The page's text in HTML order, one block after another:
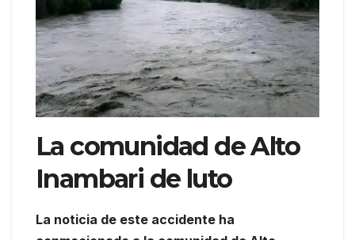
La comunidad de Alto
Inambari de luto
La noticia de este accidente ha